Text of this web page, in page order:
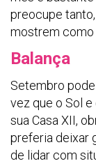
preocupe
mostrem como
Balança
Setembro
vez que o Sol
sua Casa XII,
preferia deixar
de lidar com